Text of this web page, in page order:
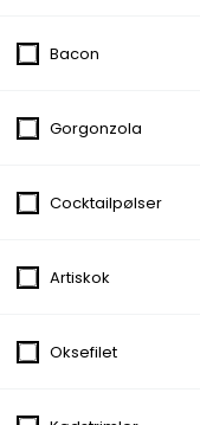
Med tomat, ost, kebab,
chili stegt på pande
Med tomat og ost
Med tomat, ost, paprika,
pandestegt kebab
Bacon
Gorgonzola
Cocktailpølser
Artiskok
Oksefilet